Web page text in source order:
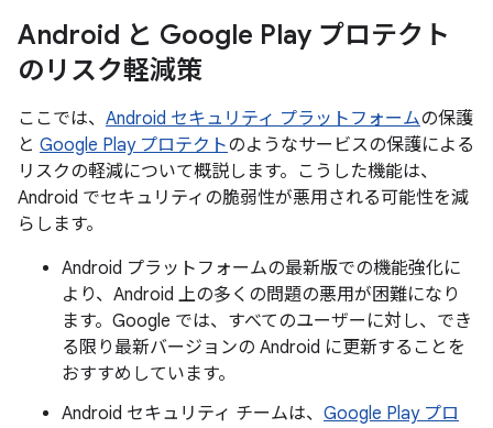
Android と Google Play プロテクト
のリスク軽減策
ここでは、 Android セキュリティ プラットフォームの保護
と Google Play プロテクトのようなサービスの保護による
リスクの軽減について概説します。こうした機能は、
Android でセキュリティの脆弱性が悪用される可能性を減
らします。
Android プラットフォームの最新版での機能強化に
より、Android 上の多くの問題の悪用が困難になり
ます。Google では、すべてのユーザーに対し、でき
る限り最新バージョンの Android に更新することを
おすすめしています。
Android セキュリティ チームは、 Google Play プロ